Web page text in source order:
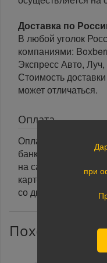
Доставка по
В любой уголок
компаниями:
Экспресс Авто,
Стоимость
может отличаться.
Оплата
Оплата заказа
банковской картой
на сайте при
картой на сайте
со дня поступления
Похожие
при